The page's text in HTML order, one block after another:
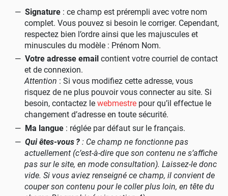
Signature: ce champ est prérempli avec votre nom
complet. Vous pouvez si besoin le corriger. Cependant,
respectez bien l’ordre ainsi que les majuscules et
minuscules du modèle : Prénom Nom.
Votre adresse email contient votre courriel de contact
et de connexion.
Attention : Si vous modifiez cette adresse, vous
risquez de ne plus pouvoir vous connecter au site. Si
besoin, contactez le webmestre pour qu’il effectue le
changement d’adresse en toute sécurité.
Ma langue: réglée par défaut sur le français.
Qui êtes-vous ?: Ce champ ne fonctionne pas
actuellement (c’est-à-dire que son contenu ne s’affiche
pas sur le site, en mode consultation). Laissez-le donc
vide. Si vous aviez renseigné ce champ, il convient de
couper son contenu pour le coller plus loin, en tête du